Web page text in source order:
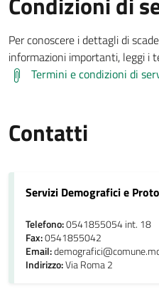
Per conoscere i dettagli di
informazioni importanti, leggi i
Termini e condizioni di
Contatti
Servizi Demografici e
Telefono:0541855054 int. 18
Fax:0541855042
Email:
Indirizzo:Via Roma 2